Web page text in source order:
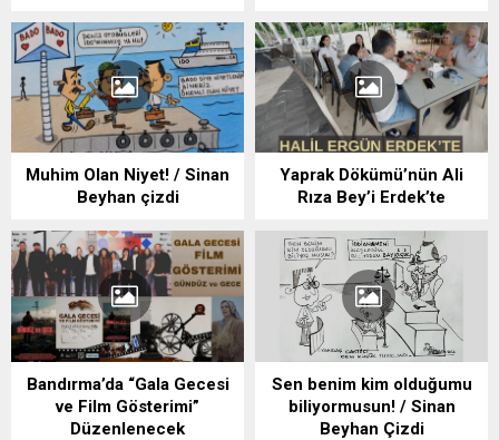
Muhim Olan Niyet! / Sinan
Beyhan çizdi
Yaprak Dökümü’nün Ali
Rıza Bey’i Erdek’te
Bandırma’da “Gala Gecesi
ve Film Gösterimi”
Düzenlenecek
Sen benim kim olduğumu
biliyormusun! / Sinan
Beyhan Çizdi